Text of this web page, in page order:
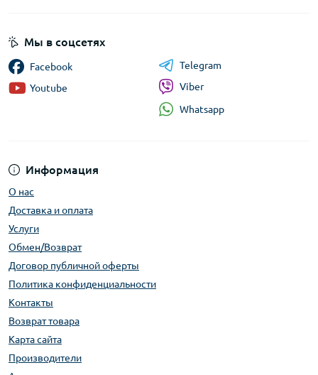
Информация
О нас
Доставка и оплата
Услуги
Обмен/Возврат
Договор публичной оферты
Политика конфиденциальности
Контакты
Возврат товара
Карта сайта
Производители
Мы в соцсетях
Facebook
Youtube
Telegram
Viber
Whatsapp